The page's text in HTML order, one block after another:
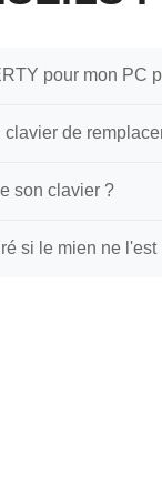
pour mon PC
points critiques
de
vos touches.
son clavier ?
économique !
si le mien ne l'est